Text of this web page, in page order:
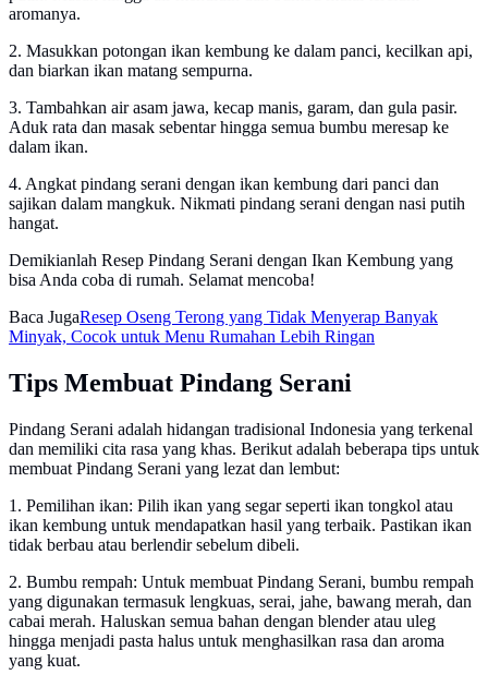
aromanya.
2. Masukkan potongan ikan kembung ke dalam panci, kecilkan api,
dan biarkan ikan matang sempurna.
3. Tambahkan air asam jawa, kecap manis, garam, dan gula pasir.
Aduk rata dan masak sebentar hingga semua bumbu meresap ke
dalam ikan.
4. Angkat pindang serani dengan ikan kembung dari panci dan
sajikan dalam mangkuk. Nikmati pindang serani dengan nasi putih
hangat.
Demikianlah Resep Pindang Serani dengan Ikan Kembung yang
bisa Anda coba di rumah. Selamat mencoba!
Baca JugaResep Oseng Terong yang Tidak Menyerap Banyak
Minyak, Cocok untuk Menu Rumahan Lebih Ringan
Tips Membuat Pindang Serani
Pindang Serani adalah hidangan tradisional Indonesia yang terkenal
dan memiliki cita rasa yang khas. Berikut adalah beberapa tips untuk
membuat Pindang Serani yang lezat dan lembut:
1. Pemilihan ikan: Pilih ikan yang segar seperti ikan tongkol atau
ikan kembung untuk mendapatkan hasil yang terbaik. Pastikan ikan
tidak berbau atau berlendir sebelum dibeli.
2. Bumbu rempah: Untuk membuat Pindang Serani, bumbu rempah
yang digunakan termasuk lengkuas, serai, jahe, bawang merah, dan
cabai merah. Haluskan semua bahan dengan blender atau uleg
hingga menjadi pasta halus untuk menghasilkan rasa dan aroma
yang kuat.